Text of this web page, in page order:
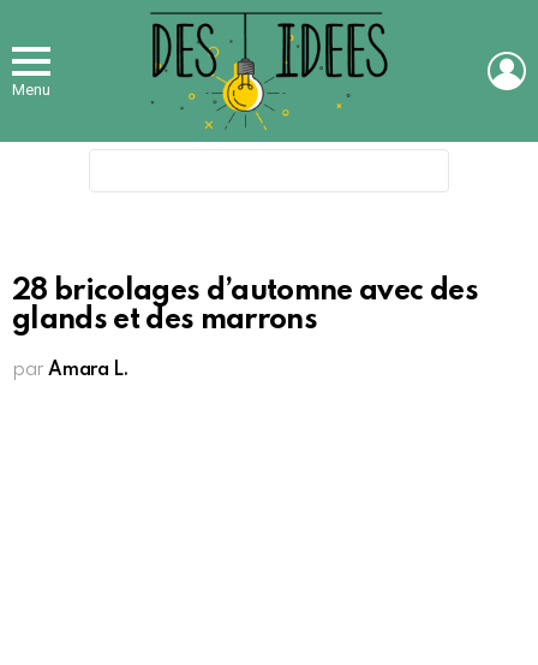
Menu
28 bricolages d’automne avec des
glands et des marrons
par Amara L.